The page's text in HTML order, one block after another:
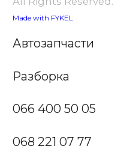
Made with FYKEL
Автозапчасти
Разборка
066 400 50 05
068 221 07 77